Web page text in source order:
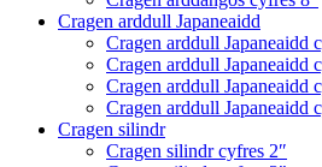
Cragen arddull Japaneaidd
Cragen arddull Japaneaidd
Cragen arddull Japaneaidd
Cragen arddull Japaneaidd
Cragen arddull Japaneaidd
Cragen silindr
Cragen silindr cyfres 2″